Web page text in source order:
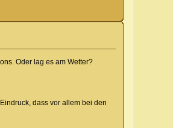
Oder lag es am Wetter?
dass vor allem bei den